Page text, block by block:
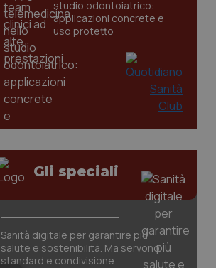
studio odontoiatrico:
applicazioni concrete e
uso protetto
Gli speciali
Sanità digitale per garantire più
salute e sostenibilità. Ma servono
standard e condivisione